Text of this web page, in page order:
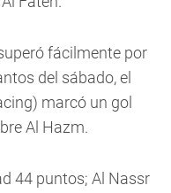
fácilmente por
del sábado, el
marcó un gol
Al Hazm.
44 puntos; Al Nassr